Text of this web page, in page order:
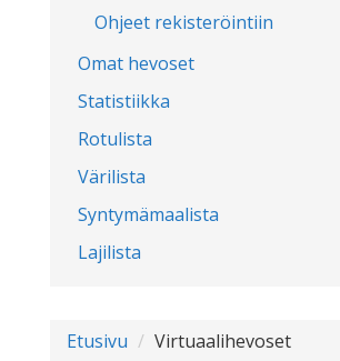
Ohjeet rekisteröintiin
Omat hevoset
Statistiikka
Rotulista
Värilista
Syntymämaalista
Lajilista
Etusivu Virtuaalihevoset